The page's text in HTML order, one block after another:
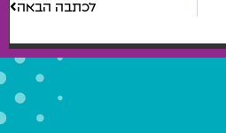
לכתבה הבאה